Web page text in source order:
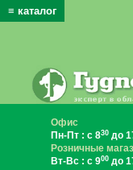
x
≡ каталог
Офис
Пн-Пт : с 830 до
Розничные
Вт-Вс : с 900 до